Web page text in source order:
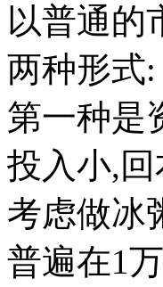
以普通的
两种形式:
第一种是
投入小,
考虑做冰
普遍在1